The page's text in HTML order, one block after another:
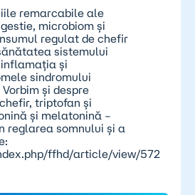
remarcabile ale
microbiom și
regulat de chefir
sistemului
și
sindromului
și despre
triptofan și
și melatonină –
reglarea somnului și a
ffhd/article/view/572